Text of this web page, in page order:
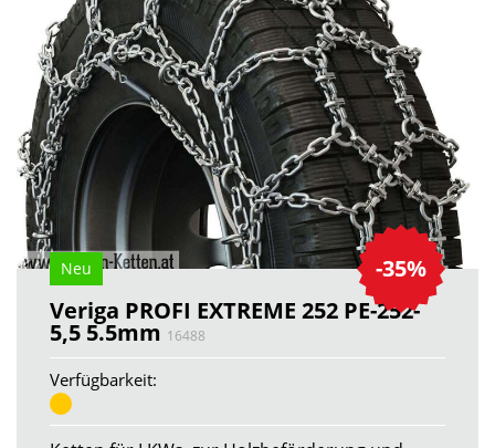
-35%
Neu
Veriga PROFI EXTREME 252 PE-252-
5,5 5.5mm 16488
Verfügbarkeit: